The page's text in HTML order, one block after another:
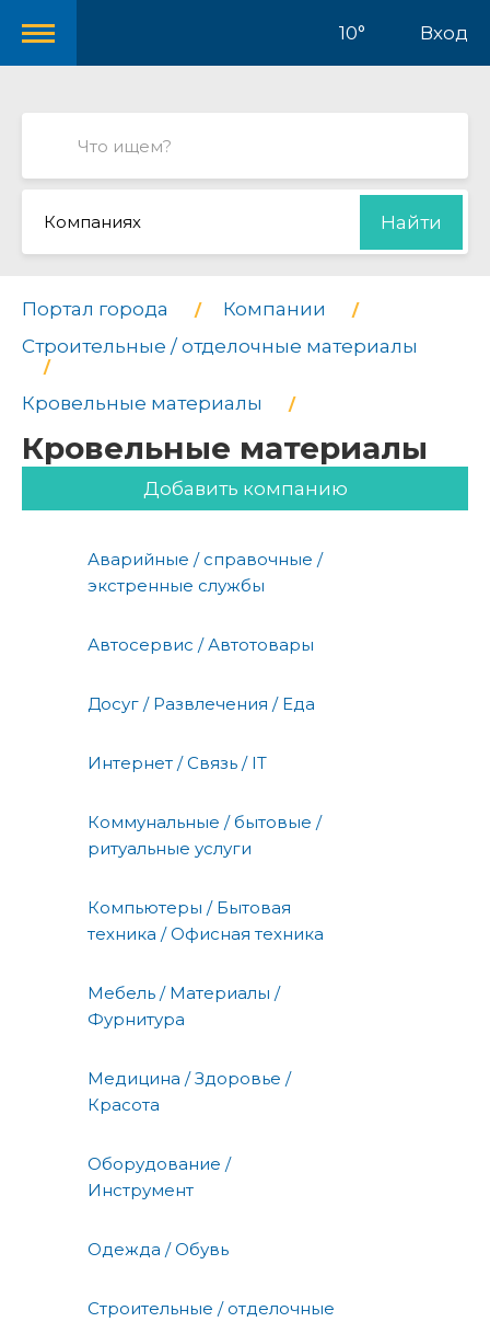
10° Вход
Компаниях Найти
Портал города
Компании
Строительные / отделочные материалы
Кровельные материалы
Кровельные материалы
Добавить компанию
Аварийные / справочные /
экстренные службы
Автосервис / Автотовары
Досуг / Развлечения / Еда
Интернет / Связь / IT
Коммунальные / бытовые /
ритуальные услуги
Компьютеры / Бытовая
техника / Офисная техника
Мебель / Материалы /
Фурнитура
Медицина / Здоровье /
Красота
Оборудование /
Инструмент
Одежда / Обувь
Строительные / отделочные